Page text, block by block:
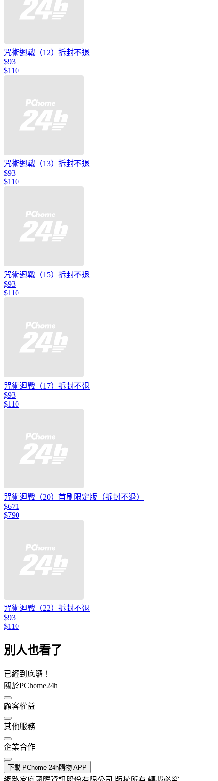
咒術迴戰（12）拆封不退
$93
$110
咒術迴戰（13）拆封不退
$93
$110
咒術迴戰（15）拆封不退
$93
$110
咒術迴戰（17）拆封不退
$93
$110
咒術迴戰（20）首刷限定版（拆封不退）
$671
$790
咒術迴戰（22）拆封不退
$93
$110
別人也看了
已經到底囉！
關於PChome24h
顧客權益
其他服務
企業合作
下載 PChome 24h購物 APP